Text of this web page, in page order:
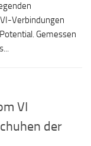
Verbindungen
Gemessen
VI
der